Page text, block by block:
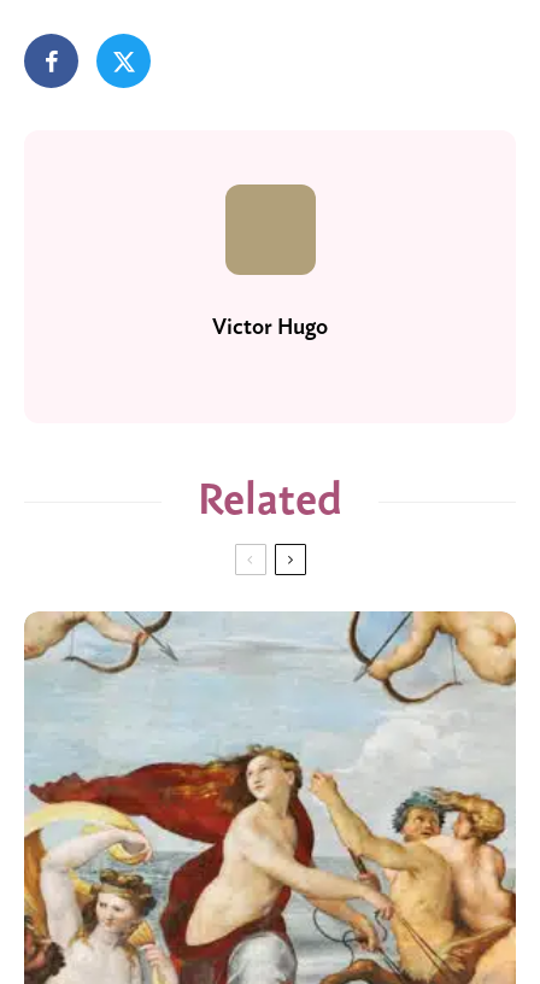
Victor Hugo
Related